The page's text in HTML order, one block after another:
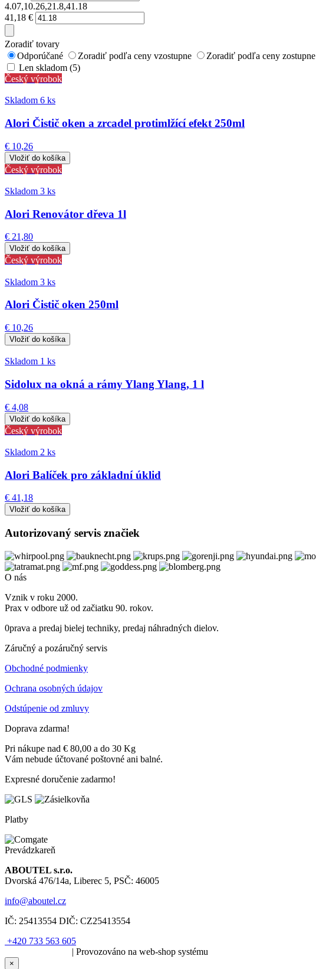
4.07,10.26,21.8,41.18
41,18 €
Zoradiť tovary
Odporúčané
Zoradiť podľa ceny vzostupne Zoradiť podľa ceny zostupne
Len skladom (5)
Český výrobok
Skladom 6 ks
Alori Čistič oken a zrcadel protimlžící efekt 250ml
€ 10,26
Český výrobok
Skladom 3 ks
Alori Renovátor dřeva 1l
€ 21,80
Český výrobok
Skladom 3 ks
Alori Čistič oken 250ml
€ 10,26
Skladom 1 ks
Sidolux na okná a rámy Ylang Ylang, 1 l
€ 4,08
Český výrobok
Skladom 2 ks
Alori Balíček pro základní úklid
€ 41,18
Autorizovaný servis značiek
O nás
Vznik v roku 2000.
Prax v odbore už od začiatku 90. rokov.
0prava a predaj bielej techniky, predaj náhradných dielov.
Záručný a pozáručný servis
Obchodné podmienky
Ochrana osobných údajov
Odstúpenie od zmluvy
Doprava zdarma!
Pri nákupe nad € 80,00 a do 30 Kg
Vám nebude účtované poštovné ani balné.
Expresné doručenie zadarmo!
Platby
Prevádzkareň
ABOUTEL s.r.o.
Dvorská 476/14a, Liberec 5, PSČ: 46005
info@aboutel.cz
IČ: 25413554 DIČ: CZ25413554
+420 733 563 605
| Provozováno na web-shop systému
×